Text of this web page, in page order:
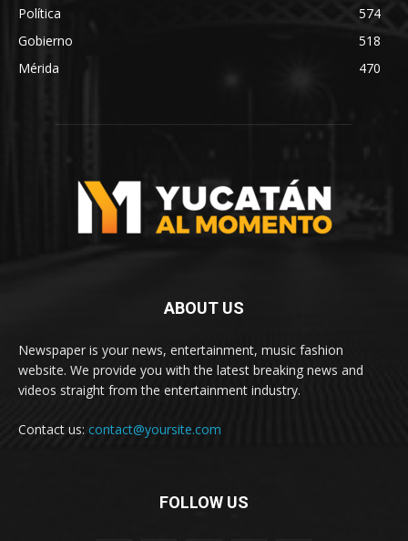
Política
574
Gobierno
518
Mérida
470
ABOUT US
Newspaper is your news, entertainment, music fashion
website. We provide you with the latest breaking news and
videos straight from the entertainment industry.
Contact us: contact@yoursite.com
FOLLOW US